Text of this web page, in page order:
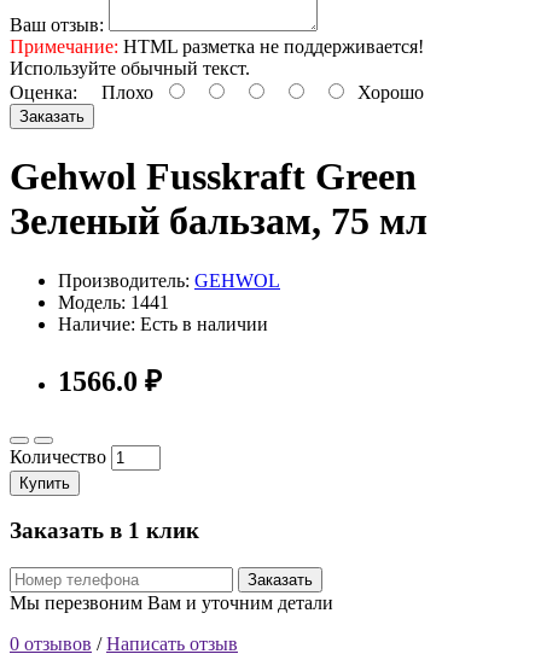
Ваш отзыв:
Примечание: HTML разметка не поддерживается!
Используйте обычный текст.
Оценка: Плохо Хорошо
Заказать
Gehwol Fusskraft Green
Зеленый бальзам, 75 мл
Производитель: GEHWOL
Модель: 1441
Наличие: Есть в наличии
1566.0 ₽
Количество
Купить
Заказать в 1 клик
Заказать
Мы перезвоним Вам и уточним детали
0 отзывов /Написать отзыв